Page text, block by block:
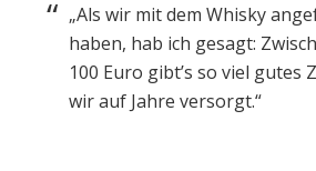
„Als wir mit dem Whisky
haben, hab ich gesagt:
100 Euro gibt’s so viel gutes
wir auf Jahre versorgt.“